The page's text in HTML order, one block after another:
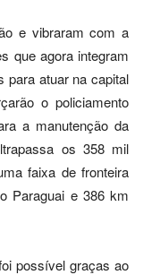
e vibraram com a
que agora integram
para atuar na capital
o policiamento
a manutenção da
os 358 mil
faixa de fronteira
Paraguai e 386 km
possível graças ao